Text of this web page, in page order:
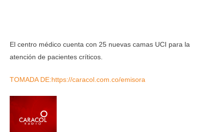
El centro médico cuenta con 25 nuevas camas UCI para la
atención de pacientes críticos.
TOMADA DE:https://caracol.com.co/emisora